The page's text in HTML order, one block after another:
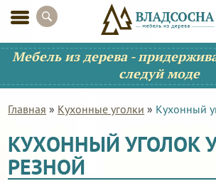
Мебель из дерева -
следуй моде
Главная » Кухонные уголки » Кухонный
КУХОННЫЙ УГОЛОК
РЕЗНОЙ